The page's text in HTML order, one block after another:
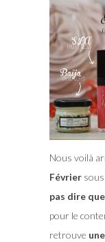
Nous voilà
Févriersous
pas dire
pour le
retrouve